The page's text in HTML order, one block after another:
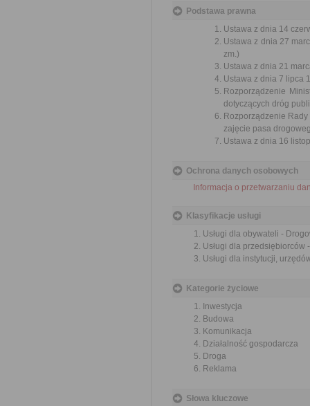
Podstawa prawna
Ustawa z dnia 14
Ustawa z dnia 27
zm.)
Ustawa z dnia 21
Ustawa z dnia 7 lipca
Rozporządzenie
dotyczących dróg
Rozporządzenie
zajęcie pasa
Ustawa z dnia 16
Ochrona danych osobowych
Informacja o przetwarzaniu
Klasyfikacje usługi
Usługi dla obywateli -
Usługi dla
Usługi dla instytucji,
Kategorie życiowe
Inwestycja
Budowa
Komunikacja
Działalność gospodarcza
Droga
Reklama
Słowa kluczowe